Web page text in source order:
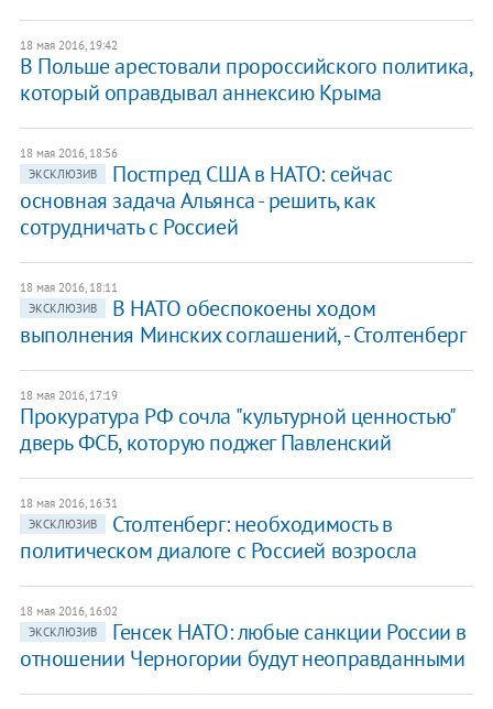
18 мая 2016, 19:42
В Польше арестовали пророссийского политика,
который оправдывал аннексию Крыма
18 мая 2016, 18:56
ЭКСКЛЮЗИВ
​Постпред США в НАТО: сейчас
основная задача Альянса - решить, как
сотрудничать с Россией
18 мая 2016, 18:11
ЭКСКЛЮЗИВ
В НАТО обеспокоены ходом
выполнения Минских соглашений, - Столтенберг
18 мая 2016, 17:19
Прокуратура РФ сочла "культурной ценностью"
дверь ФСБ, которую поджег Павленский
18 мая 2016, 16:31
ЭКСКЛЮЗИВ
Столтенберг: необходимость в
политическом диалоге с Россией возросла
18 мая 2016, 16:02
ЭКСКЛЮЗИВ
Генсек НАТО: любые санкции России в
отношении Черногории будут неоправданными